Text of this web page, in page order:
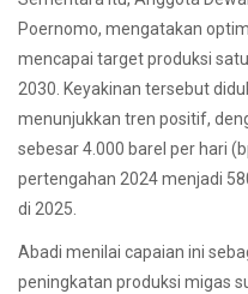
Poernomo, mengatakan
mencapai target produksi
2030. Keyakinan tersebut
menunjukkan tren positif,
sebesar 4.000 barel per hari
pertengahan 2024 menjadi
di 2025.
Abadi menilai capaian ini
peningkatan produksi migas